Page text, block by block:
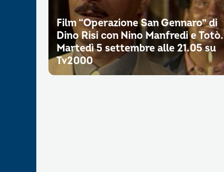
Film “Operazione San Gennaro” di
Dino Risi con Nino Manfredi e Totò.
Martedì 5 settembre alle 21.05 su
Tv2000